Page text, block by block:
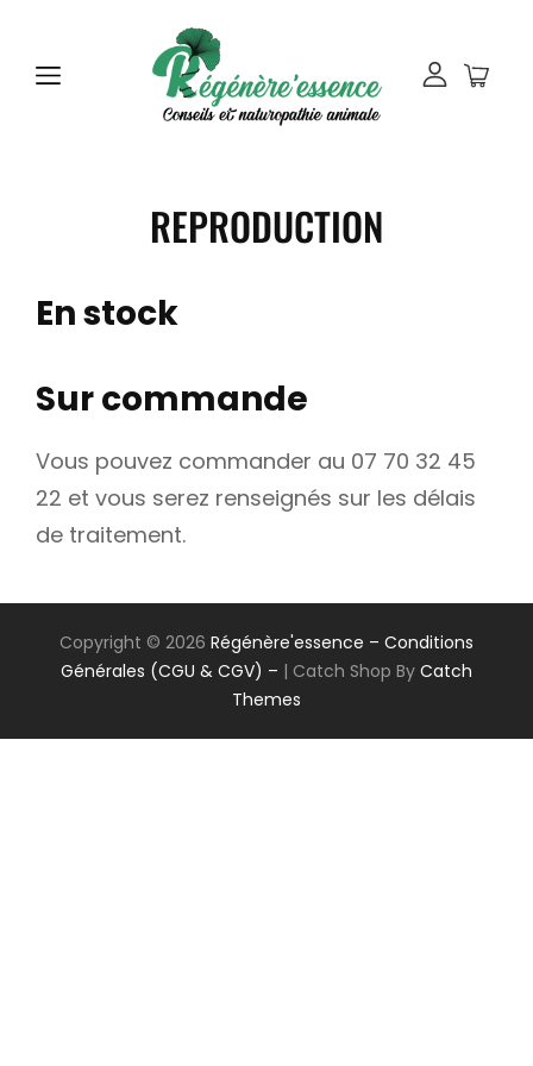
REPRODUCTION
En stock
Sur commande
Vous pouvez commander au 07 70 32 45
22 et vous serez renseignés sur les délais
de traitement.
Copyright © 2026 Régénère'essence – Conditions
Générales (CGU & CGV) – | Catch Shop By Catch
Themes